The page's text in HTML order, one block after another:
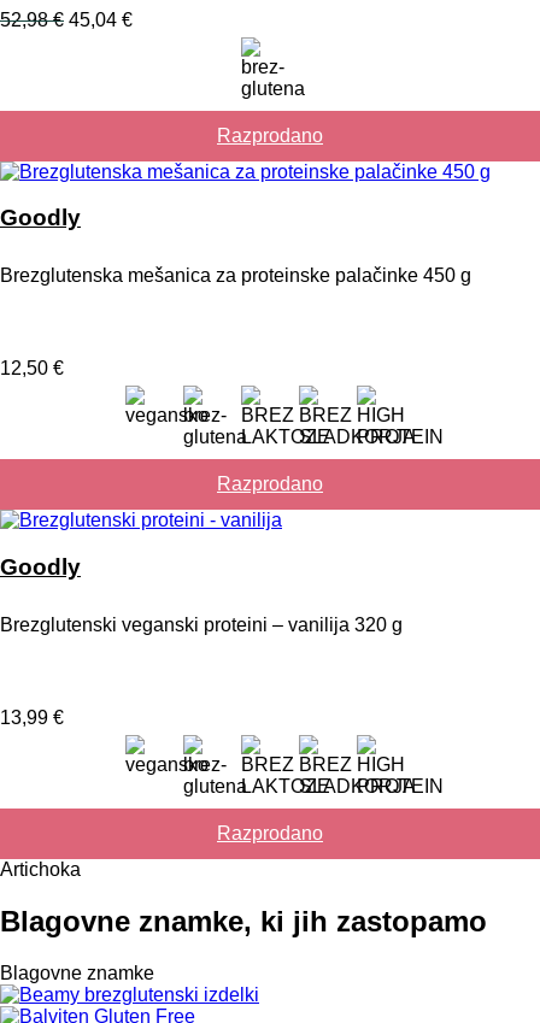
52,98€ Izvirna
45,04 €Trenutna
Razprodano
Goodly
Brezglutenska mešanica za proteinske palačinke 450 g
12,50 €
Razprodano
Goodly
Brezglutenski veganski proteini – vanilija 320 g
13,99 €
Razprodano
Artichoka
Blagovne znamke, ki jih zastopamo
Blagovne znamke